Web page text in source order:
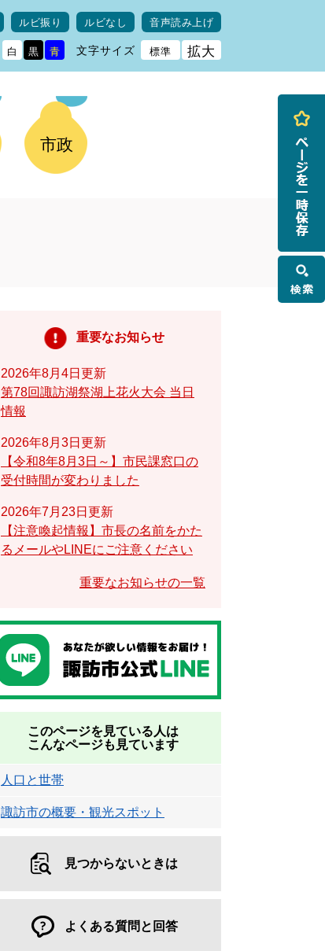
ルビ振り ルビなし 音声読み上げ
白 黒 青 文字サイズ 標準 拡大
市政
重要なお知らせ
2026年8月4日更新
第78回諏訪湖祭湖上花火大会 当日
情報
2026年8月3日更新
【令和8年8月3日～】市民課窓口の
受付時間が変わりました
2026年7月23日更新
【注意喚起情報】市長の名前をかた
るメールやLINEにご注意ください
重要なお知らせの一覧
このページを見ている人は
こんなページも見ています
人口と世帯
諏訪市の概要・観光スポット
見つからないときは
よくある質問と回答